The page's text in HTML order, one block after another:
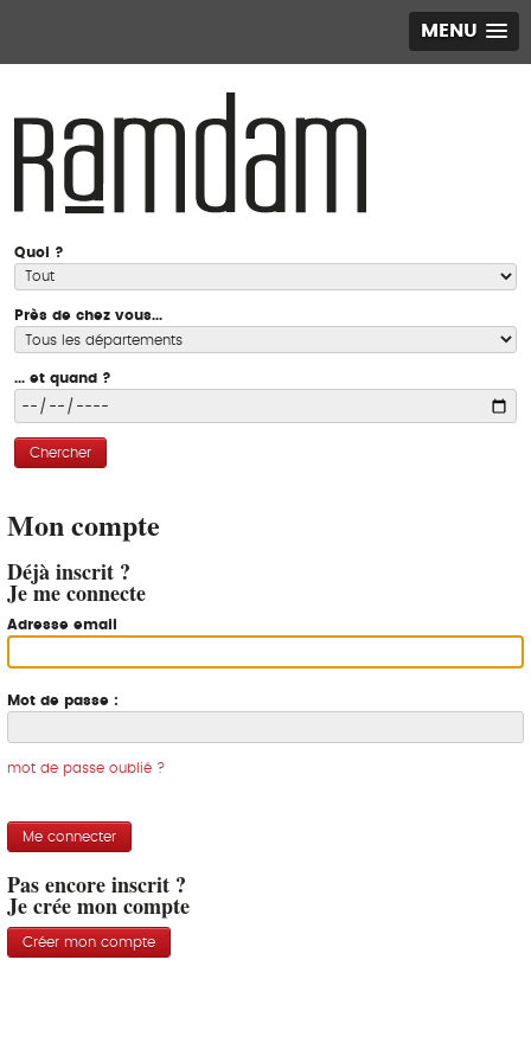
MENU
Quoi ?
Près de chez vous...
... et quand ?
Chercher
Mon compte
Déjà inscrit ?
Je me connecte
Adresse email
Mot de passe :
mot de passe oublié ?
Me connecter
Pas encore inscrit ?
Je crée mon compte
Créer mon compte